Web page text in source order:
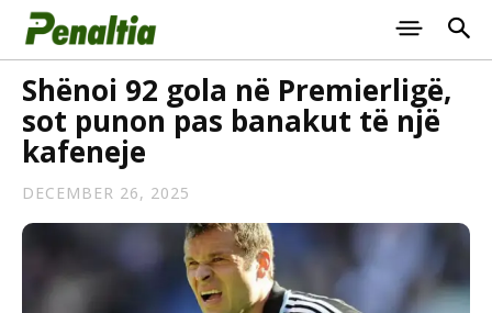
Shënoi 92 gola në Premierligë,
sot punon pas banakut të një
kafeneje
DECEMBER 26, 2025